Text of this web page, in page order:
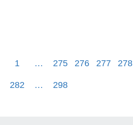
1 … 275 276 277 278
282 … 298